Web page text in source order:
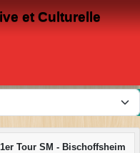
et Culturelle
Tour SM - Bischoffsheim